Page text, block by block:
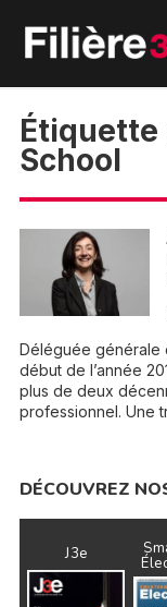
Étiquette
School
Déléguée générale
début de l’année
plus de deux
professionnel. Une
DÉCOUVREZ
J3e